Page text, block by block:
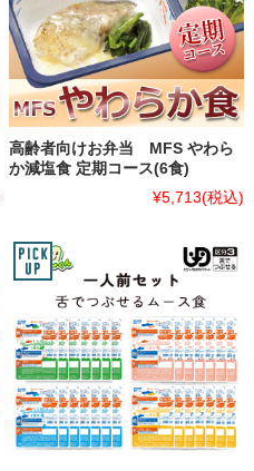
高齢者向けお弁当 MFS やわら
か減塩食 定期コース(6食)
¥5,713(税込)